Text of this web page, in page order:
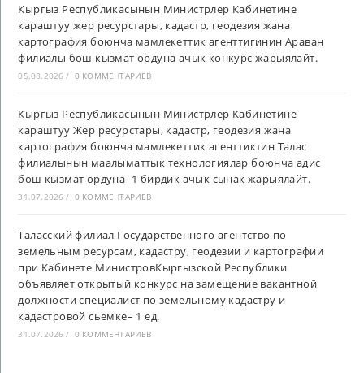
Кыргыз Республикасынын Министрлер Кабинетине
караштуу жер ресурстары, кадастр, геодезия жана
картография боюнча мамлекеттик агенттигинин Араван
филиалы бош кызмат ордуна ачык конкурс жарыялайт.
05.08.2026 / 0 КОММЕНТАРИЕВ
Кыргыз Республикасынын Министрлер Кабинетине
караштуу Жер ресурстары, кадастр, геодезия жана
картография боюнча мамлекеттик агенттиктин Талас
филиалынын маалыматтык технологиялар боюнча адис
бош кызмат ордуна -1 бирдик ачык сынак жарыялайт.
31.07.2026 / 0 КОММЕНТАРИЕВ
Таласский филиал Государственного агентство по
земельным ресурсам, кадастру, геодезии и картографии
при Кабинете МинистровКыргызской Республики
объявляет открытый конкурс на замещение вакантной
должности специалист по земельному кадастру и
кадастровой сьемке– 1 ед.
31.07.2026 / 0 КОММЕНТАРИЕВ